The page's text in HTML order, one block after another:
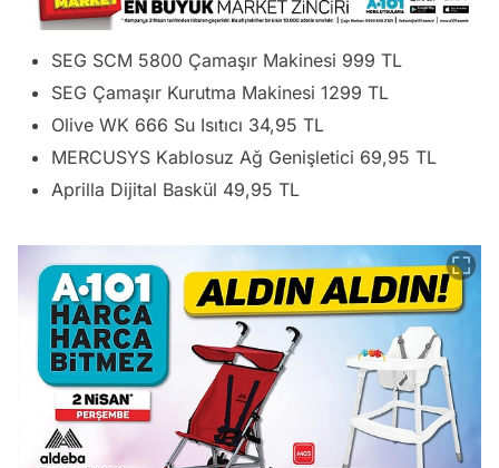
SEG SCM 5800 Çamaşır Makinesi 999 TL
SEG Çamaşır Kurutma Makinesi 1299 TL
Olive WK 666 Su Isıtıcı 34,95 TL
MERCUSYS Kablosuz Ağ Genişletici 69,95 TL
Aprilla Dijital Baskül 49,95 TL